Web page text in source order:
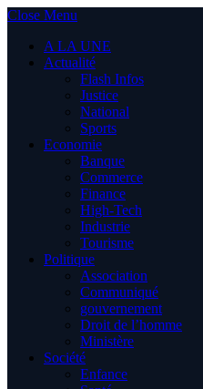
Close Menu
A LA UNE
Actualité
Flash Infos
Justice
National
Sports
Economie
Banque
Commerce
Finance
High-Tech
Industrie
Tourisme
Politique
Association
Communiqué
gouvernement
Droit de l’homme
Ministère
Société
Enfance